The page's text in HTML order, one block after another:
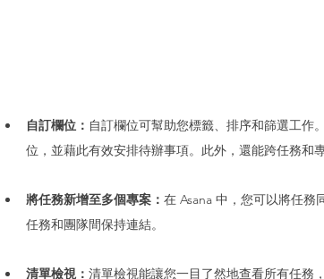
自訂欄位： 自訂欄位可幫助您標籤、排序和篩選工作
位，並藉此有效安排待辦事項。此外，還能跨任務和
將任務新增至多個專案： 在 Asana 中，您可以將任
任務和團隊間保持連結。
清單檢視： 清單檢視能讓您一目了然地查看所有任務